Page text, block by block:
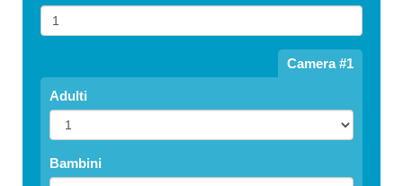
Camera #1
Adulti
Bambini